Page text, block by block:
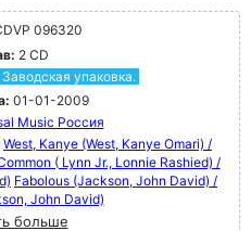
096320
2 CD
упаковка.
01-01-2009
Music Россия
West, Kanye (West, Kanye Omari) /
( Lynn Jr., Lonnie Rashied) /
Fabolous (Jackson, John David) /
John David)
больше